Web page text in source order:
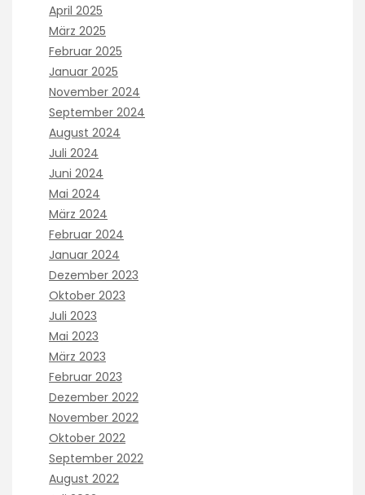
April 2025
März 2025
Februar 2025
Januar 2025
November 2024
September 2024
August 2024
Juli 2024
Juni 2024
Mai 2024
März 2024
Februar 2024
Januar 2024
Dezember 2023
Oktober 2023
Juli 2023
Mai 2023
März 2023
Februar 2023
Dezember 2022
November 2022
Oktober 2022
September 2022
August 2022